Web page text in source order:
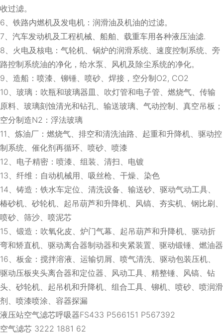
收过滤。
6、铁路内燃机及发电机：润滑油及机油的过滤。
7、汽车发动机及工程机械、船舶、载重车用各种液压油滤.
8、火电及核电：气轮机、锅炉的润滑系统、速度控制系统、旁
路控制系统油的净化，给水泵、风机及除尘系统的净化。
9、造船：喷漆、铆锤、喷砂、焊接，空分制O2, CO2
10、玻璃：吹瓶和玻璃器皿、吹灯管和电子管、燃烧气、传输
原料、玻璃刻蚀清光和钻孔、输送玻璃、气动控制、真空吊板；
空分制造N2：浮法玻璃
11、炼油厂：燃烧气、排空和清洗油路、起重和升降机、驱动控
制系统、催化剂再循环、喷砂、喷漆
12、电子精密：喷漆、组装、清扫、电镀
13、纤维：自动机械用、吸丝枪、干燥、染色
14、铸造：铁水车定位、清洗设备、输送砂、驱动气动工具、
椿砂机、砂轮机、起吊葫芦和升降机、风镐、夯实机、钢比刷、
喷砂、筛沙、喷泥芯
15、锻造：吹氧化皮、炉门气幕、起吊葫芦和升降机、驱动折
弯和矫直机、驱动离合器制动器和夹紧装置、驱动锻锤、燃油器
16、板金：搅拌溶液、运输切屑、喷气清洗、驱动包装压机、
驱动压板夹头离合器和定位器、风动工具、精整锤、风镐、钻
头、砂轮机、起吊机和升降机、组合工具、铆机、喷砂、喷润滑
剂、喷漆喷涂、容器探漏
液压站空气滤芯呼吸器FS433 P566151 P567392
空气滤芯 3222 1881 62